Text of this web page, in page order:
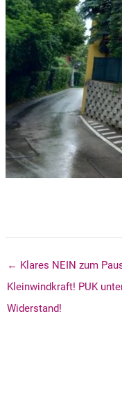
← Klares NEIN zum
Kleinwindkraft! PUK
Widerstand!